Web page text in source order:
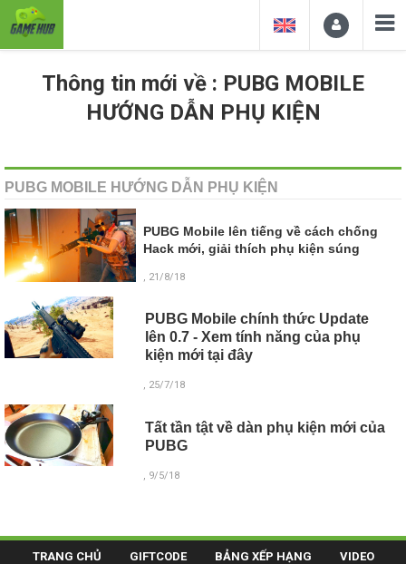
Thông tin mới về : PUBG MOBILE
HƯỚNG DẪN PHỤ KIỆN
PUBG MOBILE HƯỚNG DẪN PHỤ KIỆN
PUBG Mobile lên tiếng về cách chống
Hack mới, giải thích phụ kiện súng
, 21/8/18
PUBG Mobile chính thức Update
lên 0.7 - Xem tính năng của phụ
kiện mới tại đây
, 25/7/18
Tất tần tật về dàn phụ kiện mới của
PUBG
, 9/5/18
TRANG CHỦ GIFTCODE BẢNG XẾP HẠNG VIDEO